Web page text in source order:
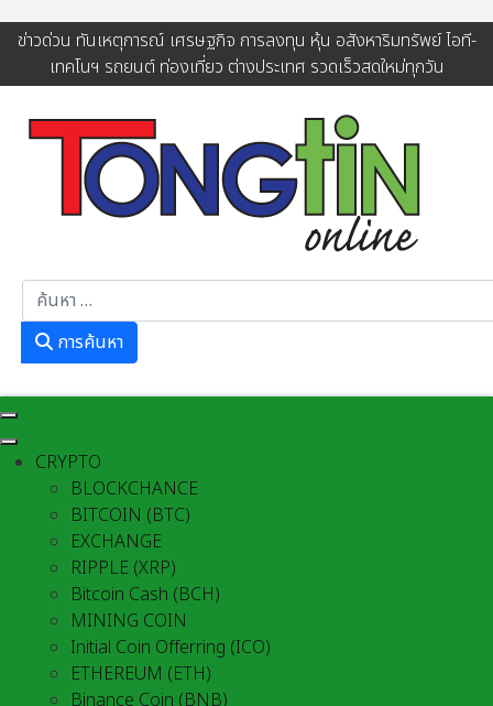
ข่าวด่วน ทันเหตุการณ์ เศรษฐกิจ การลงทุน หุ้น อสังหาริมทรัพย์ ไอที-
เทคโนฯ รถยนต์ ท่องเที่ยว ต่างประเทศ รวดเร็วสดใหม่ทุกวัน
การค้นหา
CRYPTO
BLOCKCHANCE
BITCOIN (BTC)
EXCHANGE
RIPPLE (XRP)
Bitcoin Cash (BCH)
MINING COIN
Initial Coin Offerring (ICO)
ETHEREUM (ETH)
Binance Coin (BNB)